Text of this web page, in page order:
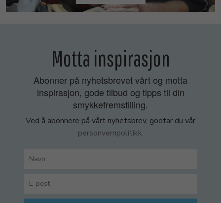
Motta inspirasjon
Abonner på nyhetsbrevet vårt og motta
inspirasjon, gode tilbud og tipps til din
smykkefremstilling.
Ved å abonnere på vårt nyhetsbrev, godtar du vår
personvernpolitikk.